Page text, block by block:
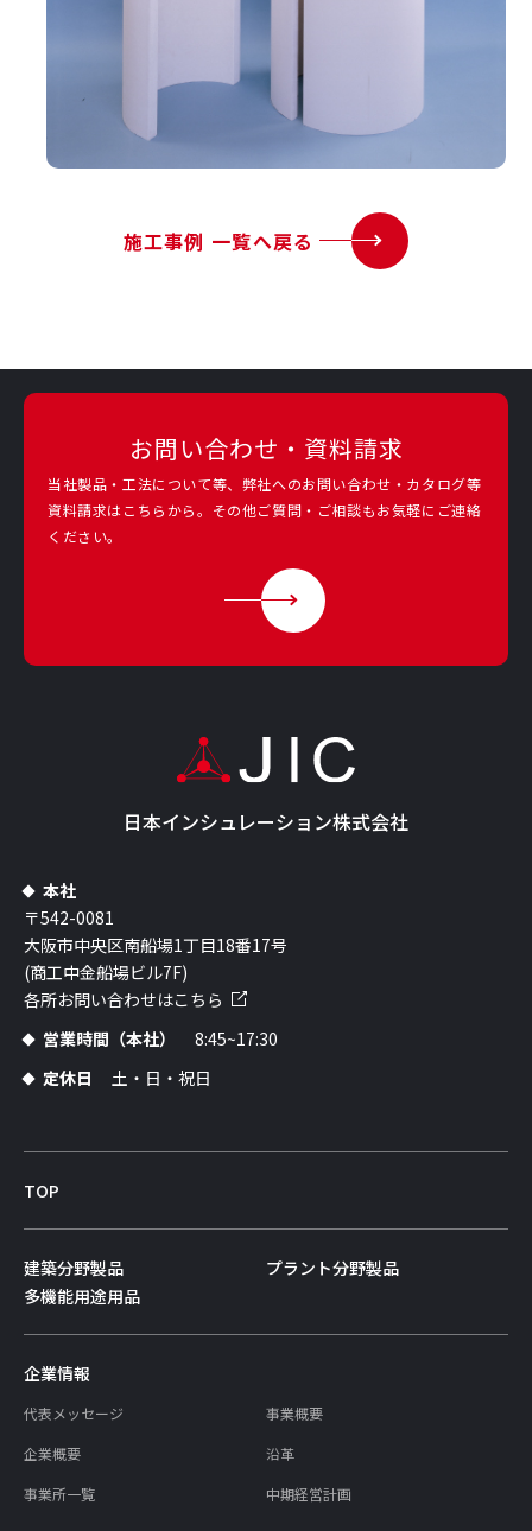
施工事例 一覧へ戻る
お問い合わせ・資料請求
当社製品・工法について等、弊社へのお問い合わせ・カタログ等
資料請求はこちらから。その他ご質問・ご相談もお気軽にご連絡
ください。
日本インシュレーション株式会社
本社
〒542-0081
大阪市中央区南船場1丁目18番17号
(商工中金船場ビル7F)
各所お問い合わせはこちら
営業時間（本社）
8:45~17:30
定休日
土・日・祝日
TOP
建築分野製品
プラント分野製品
多機能用途用品
企業情報
代表メッセージ
事業概要
企業概要
沿革
事業所一覧
中期経営計画